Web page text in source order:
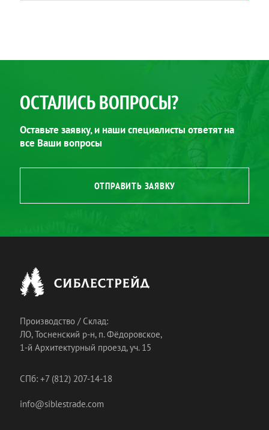
ОСТАЛИСЬ ВОПРОСЫ?
Оставьте заявку, и наши специалисты ответят на
все Ваши вопросы
ОТПРАВИТЬ ЗАЯВКУ
Производство / Склад:
ЛО, Тосненский р-н, п. Фёдоровское,
1-й Архитектурный проезд, уч. 15
СПб: +7 (812) 207-14-18
info@siblestrade.com